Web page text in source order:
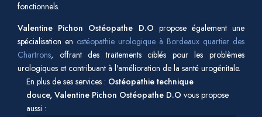
fonctionnels.
Valentine Pichon Ostéopathe D.O propose également une
spécialisation en ostéopathie urologique à Bordeaux quartier des
Chartrons, offrant des traitements ciblés pour les problèmes
urologiques et contribuant à l'amélioration de la santé urogénitale.
En plus de ses services : Ostéopathie technique
douce, Valentine Pichon Ostéopathe D.O vous propose
aussi :